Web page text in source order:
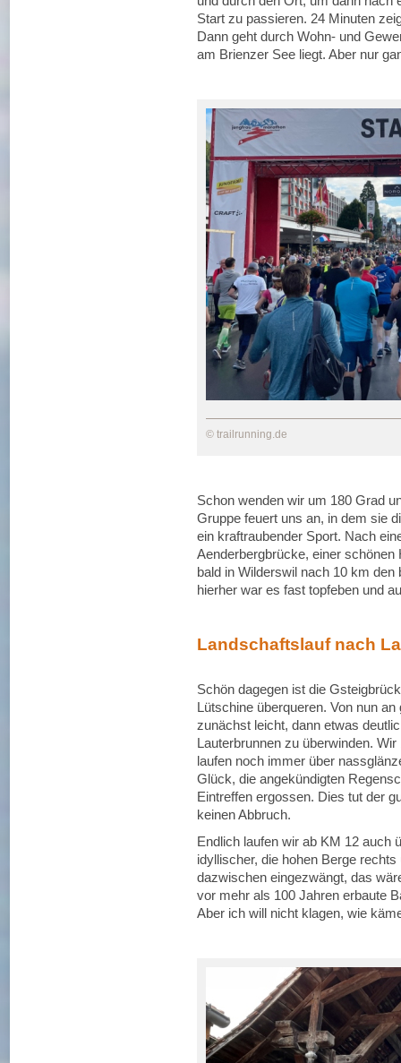
Start zu passieren. 24 Minuten
Dann geht durch Wohn- und
am Brienzer See liegt. Aber nur
© trailrunning.de
Schon wenden wir um 180 Grad
Gruppe feuert uns an, in dem sie
ein kraftraubender Sport. Nach
Aenderbergbrücke, einer
bald in Wilderswil nach 10 km
hierher war es fast topfeben und
Landschaftslauf nach
Schön dagegen ist die
Lütschine überqueren. Von nun
zunächst leicht, dann etwas
Lauterbrunnen zu überwinden.
laufen noch immer über
Glück, die angekündigten
Eintreffen ergossen. Dies tut der
keinen Abbruch.
Endlich laufen wir ab KM 12 auch
idyllischer, die hohen Berge
dazwischen eingezwängt, das
vor mehr als 100 Jahren erbaute
Aber ich will nicht klagen, wie